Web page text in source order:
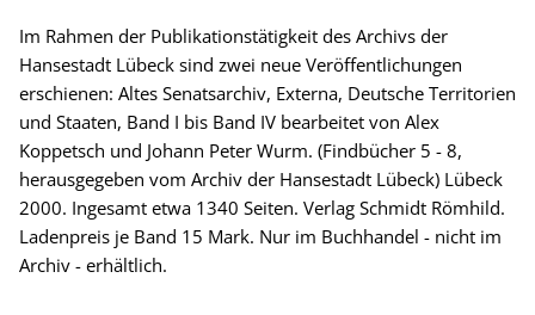
Im Rahmen der Publikationstätigkeit des Archivs der
Hansestadt Lübeck sind zwei neue Veröffentlichungen
erschienen: Altes Senatsarchiv, Externa, Deutsche Territorien
und Staaten, Band I bis Band IV bearbeitet von Alex
Koppetsch und Johann Peter Wurm. (Findbücher 5 - 8,
herausgegeben vom Archiv der Hansestadt Lübeck) Lübeck
2000. Ingesamt etwa 1340 Seiten. Verlag Schmidt Römhild.
Ladenpreis je Band 15 Mark. Nur im Buchhandel - nicht im
Archiv - erhältlich.